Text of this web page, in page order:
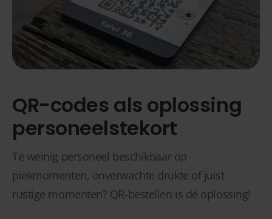
QR-codes als oplossing
personeelstekort
Te weinig personeel beschikbaar op
piekmomenten, onverwachte drukte of juist
rustige momenten? QR-bestellen is dé oplossing!